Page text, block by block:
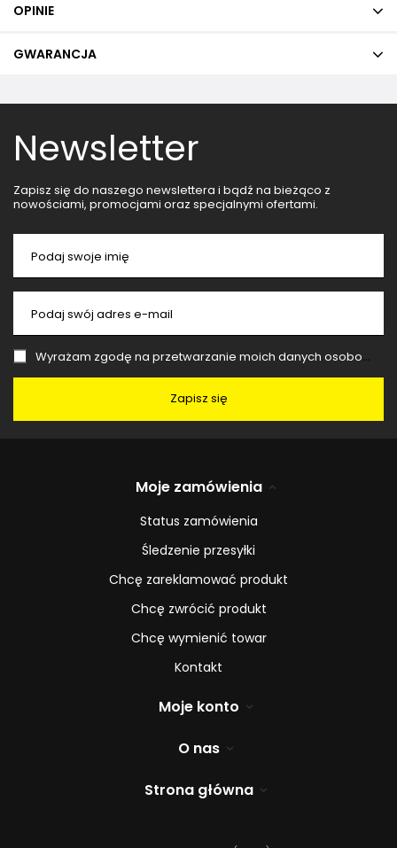
OPINIE
GWARANCJA
Newsletter
Zapisz się do naszego newslettera i bądź na bieżąco z
nowościami, promocjami oraz specjalnymi ofertami.
Podaj swoje imię
Podaj swój adres e-mail
Wyrażam zgodę na przetwarzanie moich danych osobowych (adres e-mail) na potrzeby wysyłki newslettera z informacją handlową (marketing). Więcej w
Zapisz się
Moje zamówienia
Status zamówienia
Śledzenie przesyłki
Chcę zareklamować produkt
Chcę zwrócić produkt
Chcę wymienić towar
Kontakt
Moje konto
O nas
Strona główna